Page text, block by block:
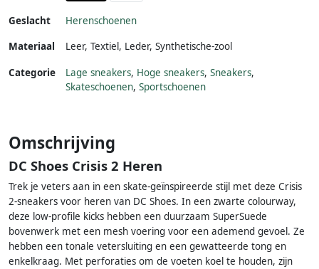
Geslacht
Herenschoenen
Materiaal
Leer, Textiel, Leder, Synthetische-zool
Categorie Lage sneakers, Hoge sneakers, Sneakers,
Skateschoenen, Sportschoenen
Omschrijving
DC Shoes Crisis 2 Heren
Trek je veters aan in een skate-geïnspireerde stijl met deze Crisis
2-sneakers voor heren van DC Shoes. In een zwarte colourway,
deze low-profile kicks hebben een duurzaam SuperSuede
bovenwerk met een mesh voering voor een ademend gevoel. Ze
hebben een tonale vetersluiting en een gewatteerde tong en
enkelkraag. Met perforaties om de voeten koel te houden, zijn